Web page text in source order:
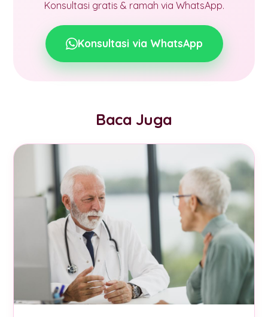
Konsultasi gratis & ramah via WhatsApp.
Konsultasi via WhatsApp
Baca Juga